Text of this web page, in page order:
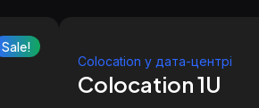
Sale!
Colocation у дата-центрі
Colocation 1U